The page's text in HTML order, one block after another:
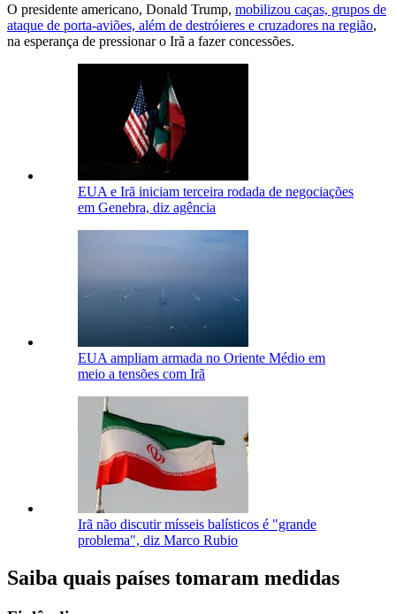
O presidente americano, Donald Trump, mobilizou caças, grupos de
ataque de porta-aviões, além de destróieres e cruzadores na região,
na esperança de pressionar o Irã a fazer concessões.
EUA e Irã iniciam terceira rodada de negociações
em Genebra, diz agência
EUA ampliam armada no Oriente Médio em
meio a tensões com Irã
Irã não discutir mísseis balísticos é "grande
problema", diz Marco Rubio
Saiba quais países tomaram medidas